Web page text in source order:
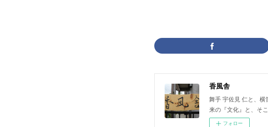
香風舎
舞手 宇佐見 仁と、
来の『文化』と、そ
フォロー